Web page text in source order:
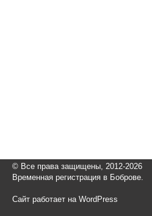
© Все права защищены, 2012-2026
Временная регистрация в Боброве.
Сайт работает на WordPress